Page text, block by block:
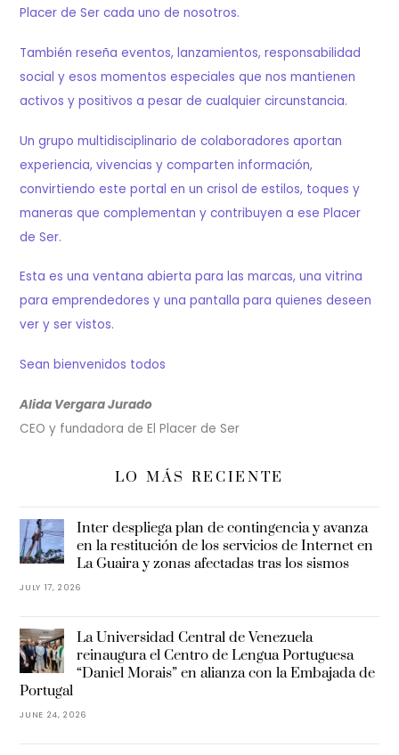
Placer de Ser cada uno de nosotros.
También reseña eventos, lanzamientos, responsabilidad
social y esos momentos especiales que nos mantienen
activos y positivos a pesar de cualquier circunstancia.
Un grupo multidisciplinario de colaboradores aportan
experiencia, vivencias y comparten información,
convirtiendo este portal en un crisol de estilos, toques y
maneras que complementan y contribuyen a ese Placer
de Ser.
Esta es una ventana abierta para las marcas, una vitrina
para emprendedores y una pantalla para quienes deseen
ver y ser vistos.
Sean bienvenidos todos
Alida Vergara Jurado
CEO y fundadora de El Placer de Ser
LO MÁS RECIENTE
Inter despliega plan de contingencia y avanza
en la restitución de los servicios de Internet en
La Guaira y zonas afectadas tras los sismos
JULY 17, 2026
La Universidad Central de Venezuela
reinaugura el Centro de Lengua Portuguesa
“Daniel Morais” en alianza con la Embajada de
Portugal
JUNE 24, 2026